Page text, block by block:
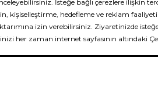
DeFactoFIT ©️ 2022-2026. Tüm hakları